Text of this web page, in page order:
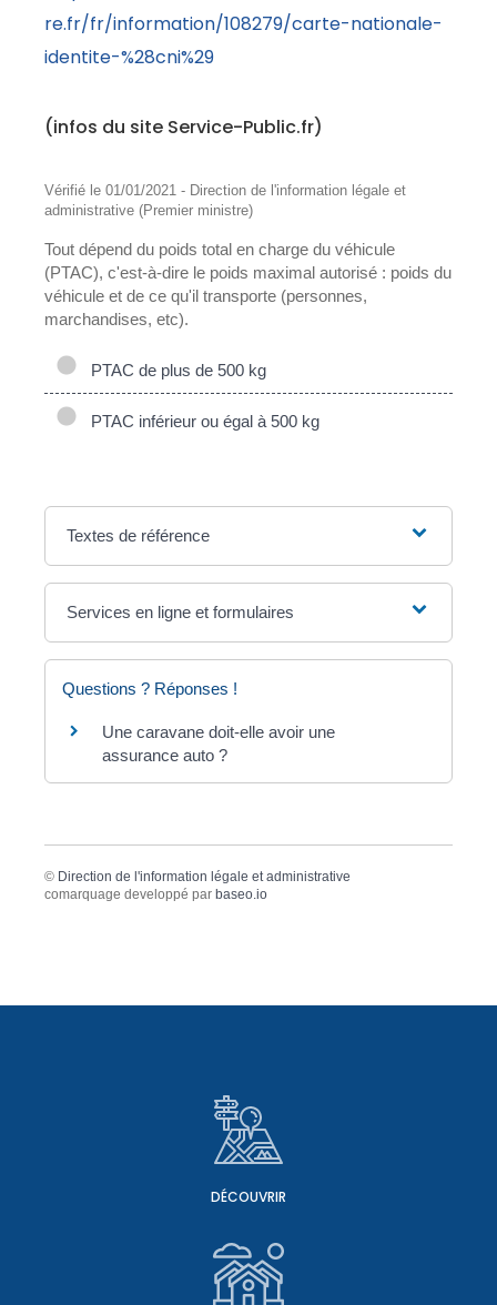
re.fr/fr/information/108279/carte-nationale-
identite-%28cni%29
(infos du site Service-Public.fr)
Vérifié le 01/01/2021 - Direction de l'information légale et
administrative (Premier ministre)
Tout dépend du poids total en charge du véhicule
(PTAC), c'est-à-dire le poids maximal autorisé : poids du
véhicule et de ce qu'il transporte (personnes,
marchandises, etc).
PTAC de plus de 500 kg
PTAC inférieur ou égal à 500 kg
Textes de référence
Services en ligne et formulaires
Questions ? Réponses !
Une caravane doit-elle avoir une
assurance auto ?
© Direction de l'information légale et administrative
comarquage developpé par baseo.io
DÉCOUVRIR